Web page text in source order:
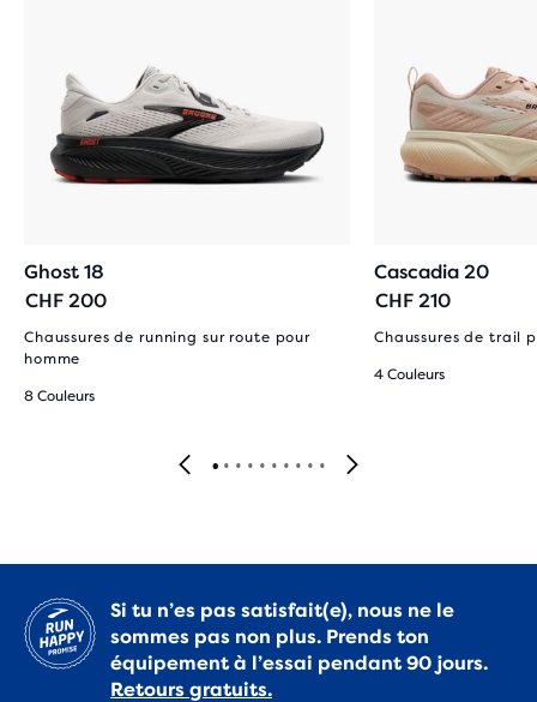
Ghost 18
CHF 200
Chaussures de running sur route pour
homme
8 Couleurs
Cascadia 20
CHF 210
Chaussures de trail
4 Couleurs
Si tu n’es pas satisfait(e), nous ne le
sommes pas non plus. Prends ton
équipement à l’essai pendant 90 jours.
Retours gratuits.